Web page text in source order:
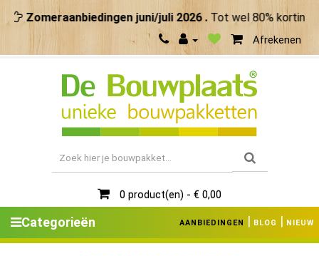
Zomeraanbiedingen juni/juli 2026 .Tot wel 80% korting.
Afrekenen
0 product(en) - € 0,00
Categorieën AANBIEDINGEN | BLOG | NIEUW